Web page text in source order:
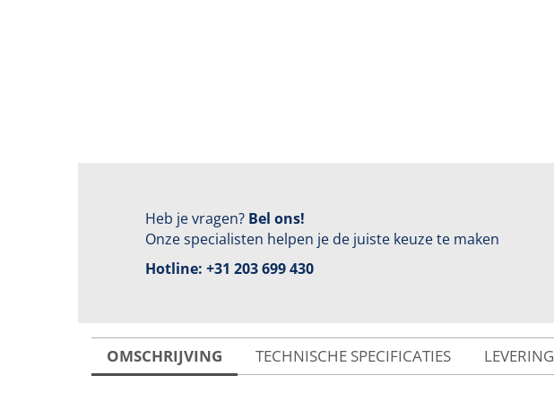
Heb je vragen? Bel ons!
Onze specialisten helpen je de juiste keuze te maken
Hotline: +31 203 699 430
OMSCHRIJVING TECHNISCHE SPECIFICATIES LEVERING